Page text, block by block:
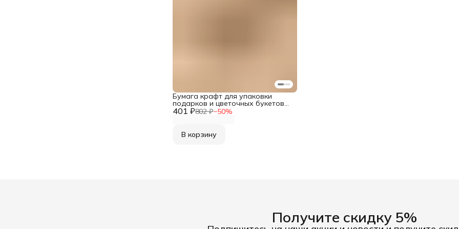
401 ₽802 ₽−50%
Бумага крафт для упаковки
подарков и цветочных букетов
Газета Новости, 60 г/м2, 72 см*10
В корзину
Получите скидку 5%